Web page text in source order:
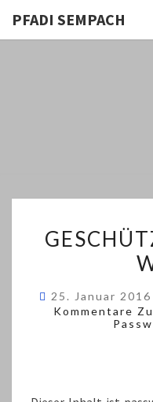
PFADI SEMPACH
25. Januar 2016
Kommentare